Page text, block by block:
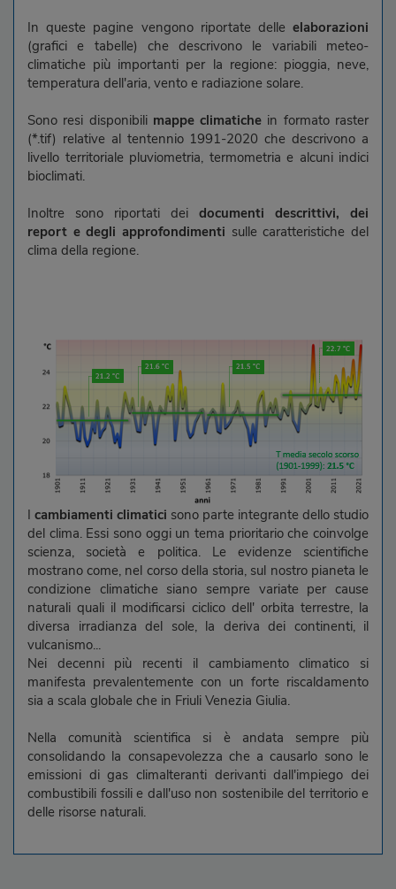
In queste pagine vengono riportate delle elaborazioni
(grafici e tabelle) che descrivono le variabili meteo-
climatiche più importanti per la regione: pioggia, neve,
temperatura dell'aria, vento e radiazione solare.
Sono resi disponibili mappe climatiche in formato raster
(*.tif) relative al tentennio 1991-2020 che descrivono a
livello territoriale pluviometria, termometria e alcuni indici
bioclimati.
Inoltre sono riportati dei documenti descrittivi, dei
report e degli approfondimenti sulle caratteristiche del
clima della regione.
I cambiamenti climatici sono parte integrante dello studio
del clima. Essi sono oggi un tema prioritario che coinvolge
scienza, società e politica. Le evidenze scientifiche
mostrano come, nel corso della storia, sul nostro pianeta le
condizione climatiche siano sempre variate per cause
naturali quali il modificarsi ciclico dell' orbita terrestre, la
diversa irradianza del sole, la deriva dei continenti, il
vulcanismo...
Nei decenni più recenti il cambiamento climatico si
manifesta prevalentemente con un forte riscaldamento
sia a scala globale che in Friuli Venezia Giulia.
Nella comunità scientifica si è andata sempre più
consolidando la consapevolezza che a causarlo sono le
emissioni di gas climalteranti derivanti dall'impiego dei
combustibili fossili e dall'uso non sostenibile del territorio e
delle risorse naturali.